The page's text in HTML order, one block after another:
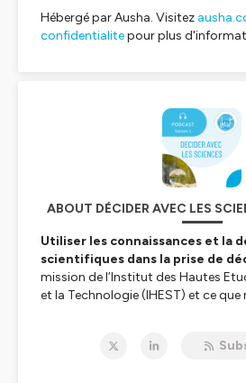
Hébergé par Ausha. Visitez
confidentialitepour plus
ABOUT DÉCIDER AVEC LES
Utiliser les connaissances et la
scientifiques dans la prise de
mission de l’Institut des Hautes
et la Technologie (IHEST) et ce que
alimentation, énergie…autant